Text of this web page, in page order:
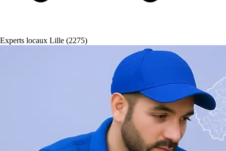
Experts locaux Lille (2275)